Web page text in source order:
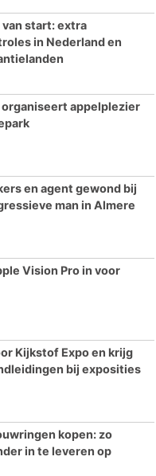
start: extra
in Nederland en
organiseert appelplezier
en agent gewond bij
man in Almere
Vision Pro in voor
Kijkstof Expo en krijg
bij exposities
kopen: zo
in te leveren op